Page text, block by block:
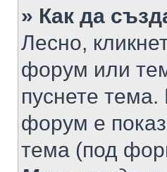
» Как да
Лесно,
форум или
пуснете
форум е
тема (под